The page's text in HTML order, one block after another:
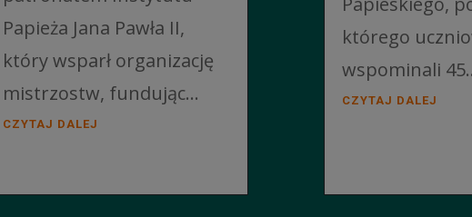
Papieża Jana Pawła II,
który wsparł organizację
mistrzostw, fundując...
CZYTAJ DALEJ
którego
wspominali
CZYTAJ DALEJ